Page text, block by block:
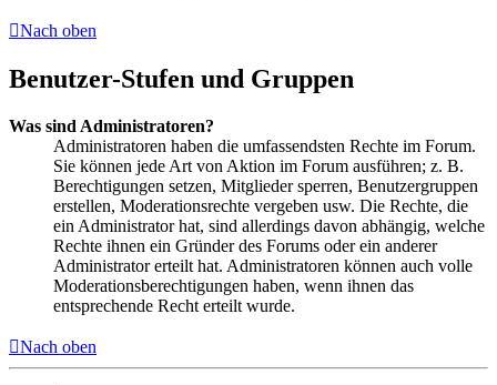
Nach oben
Benutzer-Stufen und Gruppen
Was sind Administratoren?
Administratoren haben die umfassendsten Rechte im Forum.
Sie können jede Art von Aktion im Forum ausführen; z. B.
Berechtigungen setzen, Mitglieder sperren, Benutzergruppen
erstellen, Moderationsrechte vergeben usw. Die Rechte, die
ein Administrator hat, sind allerdings davon abhängig, welche
Rechte ihnen ein Gründer des Forums oder ein anderer
Administrator erteilt hat. Administratoren können auch volle
Moderationsberechtigungen haben, wenn ihnen das
entsprechende Recht erteilt wurde.
Nach oben